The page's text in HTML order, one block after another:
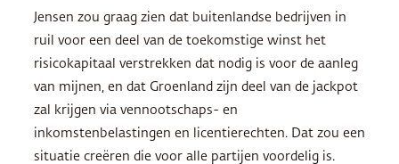
Jensen zou graag zien dat buitenlandse bedrijven in
ruil voor een deel van de toekomstige winst het
risicokapitaal verstrekken dat nodig is voor de aanleg
van mijnen, en dat Groenland zijn deel van de jackpot
zal krijgen via vennootschaps- en
inkomstenbelastingen en licentierechten. Dat zou een
situatie creëren die voor alle partijen voordelig is.